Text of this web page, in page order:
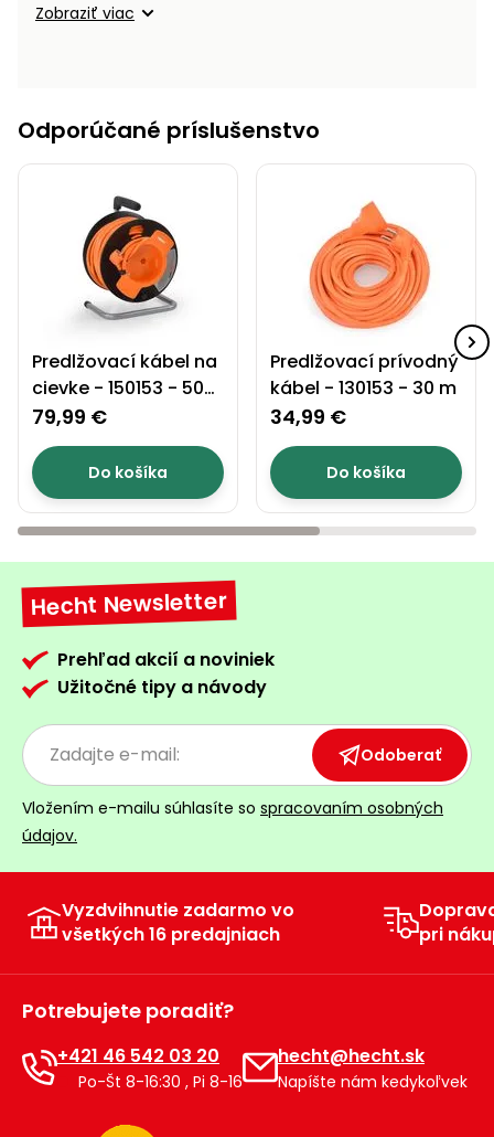
Zobraziť viac
Odporúčané príslušenstvo
Predlžovací kábel na
cievke - 150153 - 50
m
79,99 €
Do košíka
Predlžovací prívodný
kábel - 130153 - 30 m
34,99 €
Do košíka
Hecht Newsletter
Prehľad akcií a noviniek
Užitočné tipy a návody
Odoberať
Vložením e-mailu súhlasíte so spracovaním osobných
údajov.
Vyzdvihnutie zadarmo vo
všetkých 16 predajniach
pri
Potrebujete poradiť?
+421 46 542 03 20
Po-Št 8-16:30 , Pi 8-16
hecht@hecht.sk
Napíšte nám kedykoľvek